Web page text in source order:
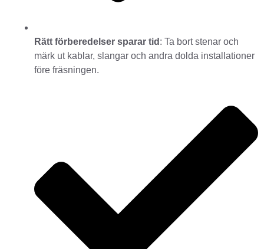
Rätt förberedelser sparar tid : Ta bort stenar och
märk ut kablar, slangar och andra dolda installationer
före fräsningen.